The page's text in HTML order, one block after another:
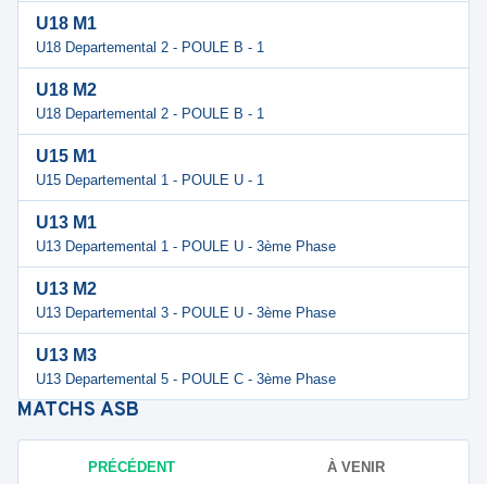
U18 M1
U18 Departemental 2 - POULE B - 1
U18 M2
U18 Departemental 2 - POULE B - 1
U15 M1
U15 Departemental 1 - POULE U - 1
U13 M1
U13 Departemental 1 - POULE U - 3ème Phase
U13 M2
U13 Departemental 3 - POULE U - 3ème Phase
U13 M3
U13 Departemental 5 - POULE C - 3ème Phase
MATCHS ASB
PRÉCÉDENT À VENIR